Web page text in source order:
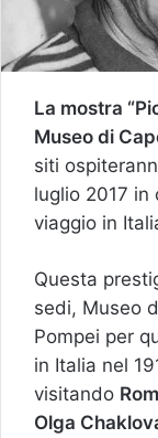
La mostra
Museo di
siti
luglio 2017 in
viaggio in
Questa
sedi, Museo
Pompei per
in Italia nel
visitando
Olga